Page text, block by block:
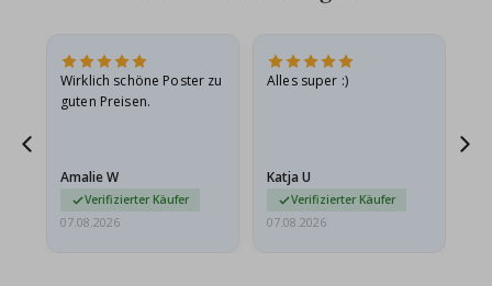
Wirklich schöne Poster zu
guten Preisen.
Amalie W
Verifizierter Käufer
07.08.2026
Alles super :)
Katja U
Verifizierter Käufer
07.08.2026